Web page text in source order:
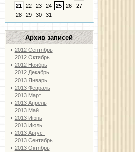
21
22 23 24 25 26
27
28
29 30 31
Архив записей
2012 Сентябрь
2012 Октябрь
2012 Ноябрь
2012 Декабрь
2013 Январь
2013 Февраль
2013 Март
2013 Апрель
2013 Май
2013 Июнь
2013 Июль
2013 Август
2013 Сентябрь
2013 Октябрь